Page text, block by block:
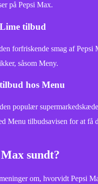
på Pepsi Max.
tilbud
forfriskende smag af
såsom Meny.
hos Menu
populær
Menu tilbudsavisen for at få
sundt?
om, hvorvidt Pepsi